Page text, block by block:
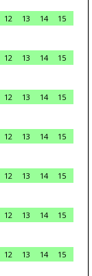
12 13 14
15
12 13 14
15
12 13 14
15
12 13 14
15
12 13 14
15
12 13 14
15
12 13 14
15